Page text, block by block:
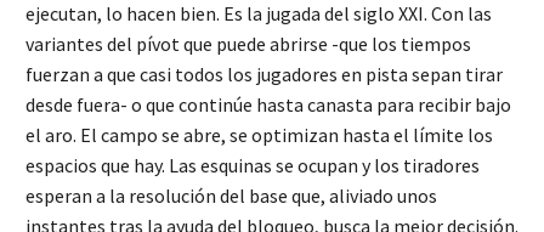
ejecutan, lo hacen bien. Es la jugada del siglo XXI. Con las
variantes del pívot que puede abrirse -que los tiempos
fuerzan a que casi todos los jugadores en pista sepan tirar
desde fuera- o que continúe hasta canasta para recibir bajo
el aro. El campo se abre, se optimizan hasta el límite los
espacios que hay. Las esquinas se ocupan y los tiradores
esperan a la resolución del base que, aliviado unos
instantes tras la ayuda del bloqueo, busca la mejor decisión.